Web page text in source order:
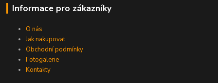
Informace pro zákazníky
O nás
Jak nakupovat
Obchodní podmínky
Fotogalerie
Kontakty